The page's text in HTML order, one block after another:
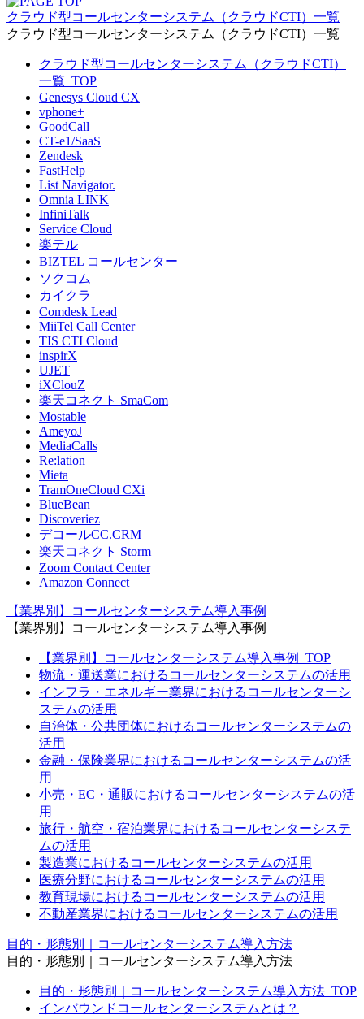
クラウド型コールセンターシステム（クラウドCTI）一覧
クラウド型コールセンターシステム（クラウドCTI）一覧
クラウド型コールセンターシステム（クラウドCTI）
一覧_TOP
Genesys Cloud CX
vphone+
GoodCall
CT-e1/SaaS
Zendesk
FastHelp
List Navigator.
Omnia LINK
InfiniTalk
Service Cloud
楽テル
BIZTEL コールセンター
ソクコム
カイクラ
Comdesk Lead
MiiTel Call Center
TIS CTI Cloud
inspirX
UJET
iXClouZ
楽天コネクト SmaCom
Mostable
AmeyoJ
MediaCalls
Re:lation
Mieta
TramOneCloud CXi
BlueBean
Discoveriez
デコールCC.CRM
楽天コネクト Storm
Zoom Contact Center
Amazon Connect
【業界別】コールセンターシステム導入事例
【業界別】コールセンターシステム導入事例
【業界別】コールセンターシステム導入事例_TOP
物流・運送業におけるコールセンターシステムの活用
インフラ・エネルギー業界におけるコールセンターシ
ステムの活用
自治体・公共団体におけるコールセンターシステムの
活用
金融・保険業界におけるコールセンターシステムの活
用
小売・EC・通販におけるコールセンターシステムの活
用
旅行・航空・宿泊業界におけるコールセンターシステ
ムの活用
製造業におけるコールセンターシステムの活用
医療分野におけるコールセンターシステムの活用
教育現場におけるコールセンターシステムの活用
不動産業界におけるコールセンターシステムの活用
目的・形態別｜コールセンターシステム導入方法
目的・形態別｜コールセンターシステム導入方法
目的・形態別｜コールセンターシステム導入方法_TOP
インバウンドコールセンターシステムとは？